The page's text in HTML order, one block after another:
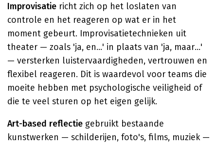
Improvisatie richt zich op het loslaten van
controle en het reageren op wat er in het
moment gebeurt. Improvisatietechnieken uit
theater — zoals 'ja, en...' in plaats van 'ja, maar...'
— versterken luistervaardigheden, vertrouwen en
flexibel reageren. Dit is waardevol voor teams die
moeite hebben met psychologische veiligheid of
die te veel sturen op het eigen gelijk.
Art-based reflectie gebruikt bestaande
kunstwerken — schilderijen, foto's, films, muziek —